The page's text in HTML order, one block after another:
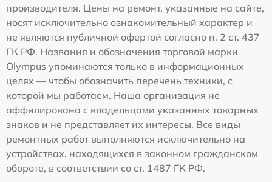
производителя. Цены на ремонт, указанные на сайте,
носят исключительно ознакомительный характер и
не являются публичной офертой согласно п. 2 ст. 437
ГК РФ. Названия и обозначения торговой марки
Olympus упоминаются только в информационных
целях — чтобы обозначить перечень техники, с
которой мы работаем. Наша организация не
аффилирована с владельцами указанных товарных
знаков и не представляет их интересы. Все виды
ремонтных работ выполняются исключительно на
устройствах, находящихся в законном гражданском
обороте, в соответствии со ст. 1487 ГК РФ.